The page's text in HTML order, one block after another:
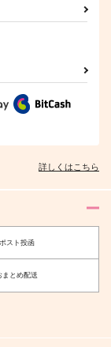
詳しくはこちら
ポスト投函
まとめ配送